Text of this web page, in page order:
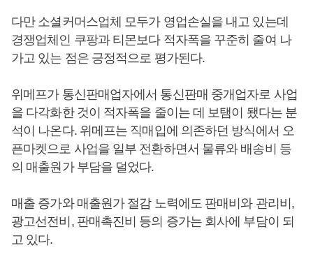
다만 소셜커머스업체 모두가 영업손실을 내고 있는데
경쟁업체인 쿠팡과 티몬보다 적자폭을 꾸준히 줄여 나
가고 있는 점은 긍정적으로 평가된다.
위메프가 통신판매업자에서 통신판매 중개업자로 사업
을 다각화한 것이 적자폭을 줄이는 데 보탬이 됐다는 분
석이 나온다. 위메프는 직매입에 의존하던 방식에서 오
픈마켓으로 사업을 일부 전환하면서 물류와 배송비 등
의 매출원가 부담을 덜었다.
매출 증가와 매출원가 절감 노력에도 판매비와 관리비,
광고선전비, 판매촉진비 등의 증가는 회사에 부담이 되
고 있다.